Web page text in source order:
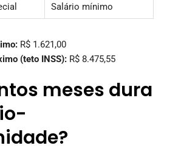
Salário mínimo
R$ 1.621,00
(teto INSS): R$ 8.475,55
meses dura